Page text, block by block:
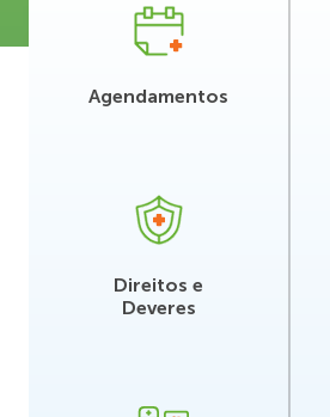
Agendamentos
Direitos e
Deveres